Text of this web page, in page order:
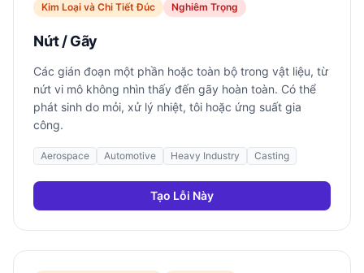
Kim Loại và Chi Tiết Đúc Nghiêm Trọng
Nứt / Gãy
Các gián đoạn một phần hoặc toàn bộ trong vật liệu, từ
nứt vi mô không nhìn thấy đến gãy hoàn toàn. Có thể
phát sinh do mỏi, xử lý nhiệt, tôi hoặc ứng suất gia
công.
Aerospace Automotive Heavy Industry Casting
Tạo Lỗi Này